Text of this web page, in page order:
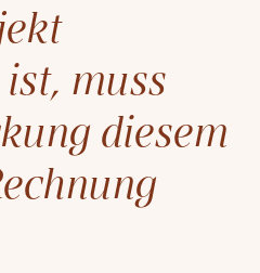
muss
diesem